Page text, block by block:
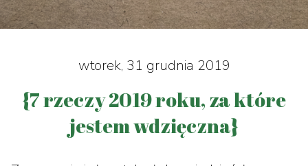
wtorek, 31 grudnia 2019
{7 rzeczy 2019 roku, za które
jestem wdzięczna}